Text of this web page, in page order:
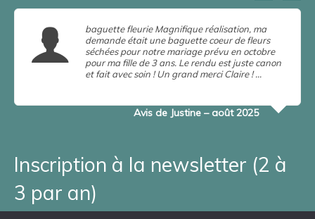
baguette fleurie Magnifique réalisation, ma
demande était une baguette coeur de fleurs
séchées pour notre mariage prévu en octobre
pour ma fille de 3 ans. Le rendu est juste canon
et fait avec soin ! Un grand merci Claire ! …
Avis de Justine – août 2025
Inscription à la newsletter (2 à
3 par an)